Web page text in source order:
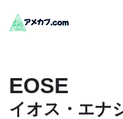
EOSE
イオス・エナ